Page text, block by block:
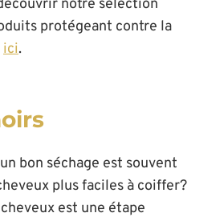
notre sélection
protégeant contre la
ici.
bon séchage est souvent
plus faciles à coiffer?
est une étape